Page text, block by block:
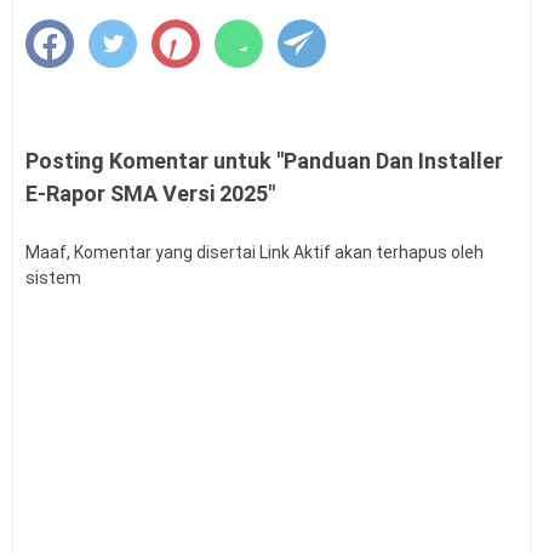
Posting Komentar untuk "Panduan Dan Installer
E-Rapor SMA Versi 2025"
Maaf, Komentar yang disertai Link Aktif akan terhapus oleh
sistem